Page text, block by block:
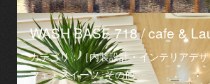
WASH BASE 718 / cafe &
カテゴリ：［内装設計・インテリアデ
フェ・スイーツ, その他